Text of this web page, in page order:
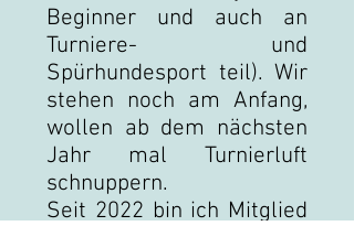
Beginner und auch an
Turniere- und
Spürhundesport teil). Wir
stehen noch am Anfang,
wollen ab dem nächsten
Jahr mal Turnierluft
schnuppern.
Seit 2022 bin ich Mitglied